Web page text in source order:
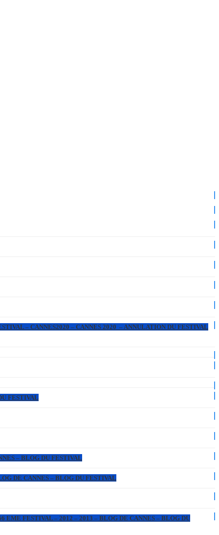
– CANNES2020 – CANNES 2020 – ANNULATION DU FESTIVAL
FESTIVAL
– BLOG DU FESTIVAL
DE CANNES – BLOG DU FESTIVAL
FESTIVAL – 2012 – 2013 – BLOG DE CANNES – BLOG DU